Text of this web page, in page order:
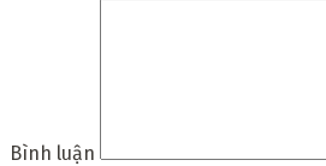
Bình luận